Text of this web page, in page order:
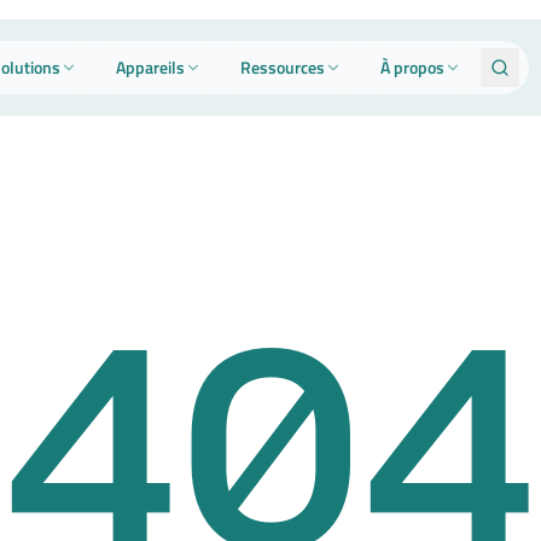
Appareils Ressources À propos
404